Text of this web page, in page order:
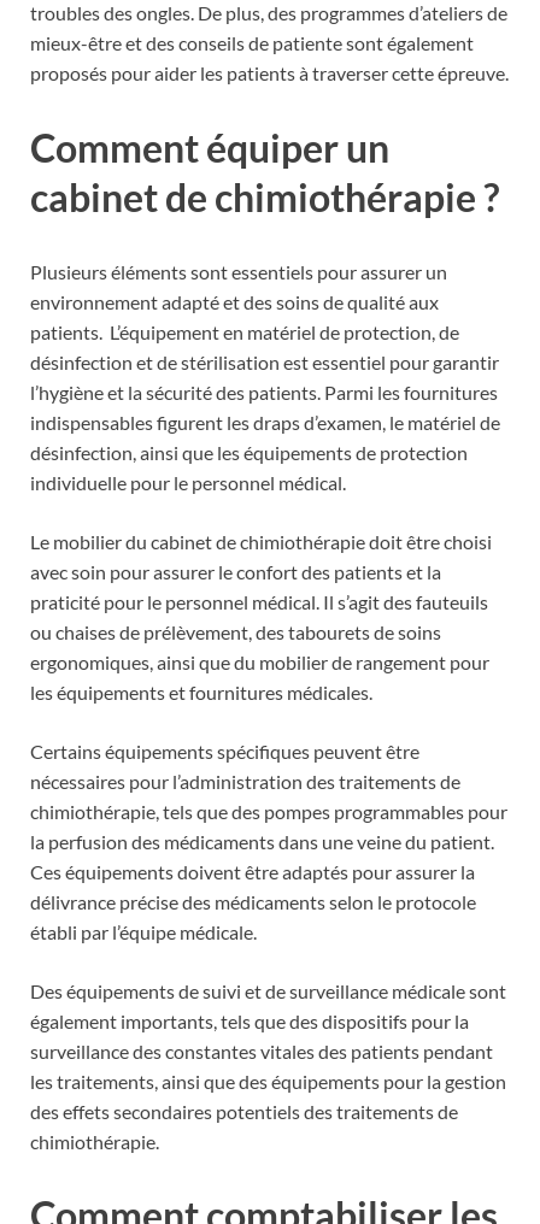
troubles des ongles. De plus, des programmes d’ateliers de
mieux-être et des conseils de patiente sont également
proposés pour aider les patients à traverser cette épreuve.
Comment équiper un
cabinet de chimiothérapie ?
Plusieurs éléments sont essentiels pour assurer un
environnement adapté et des soins de qualité aux
patients. L’équipement en matériel de protection, de
désinfection et de stérilisation est essentiel pour garantir
l’hygiène et la sécurité des patients. Parmi les fournitures
indispensables figurent les draps d’examen, le matériel de
désinfection, ainsi que les équipements de protection
individuelle pour le personnel médical.
Le mobilier du cabinet de chimiothérapie doit être choisi
avec soin pour assurer le confort des patients et la
praticité pour le personnel médical. Il s’agit des fauteuils
ou chaises de prélèvement, des tabourets de soins
ergonomiques, ainsi que du mobilier de rangement pour
les équipements et fournitures médicales.
Certains équipements spécifiques peuvent être
nécessaires pour l’administration des traitements de
chimiothérapie, tels que des pompes programmables pour
la perfusion des médicaments dans une veine du patient.
Ces équipements doivent être adaptés pour assurer la
délivrance précise des médicaments selon le protocole
établi par l’équipe médicale.
Des équipements de suivi et de surveillance médicale sont
également importants, tels que des dispositifs pour la
surveillance des constantes vitales des patients pendant
les traitements, ainsi que des équipements pour la gestion
des effets secondaires potentiels des traitements de
chimiothérapie.